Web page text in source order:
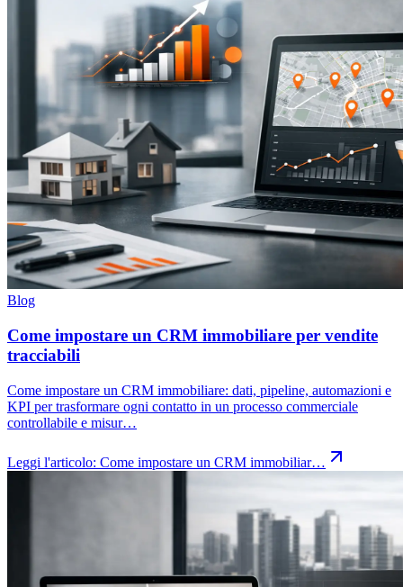
Blog
Come impostare un CRM immobiliare per vendite
tracciabili
Come impostare un CRM immobiliare: dati, pipeline, automazioni e
KPI per trasformare ogni contatto in un processo commerciale
controllabile e misur…
Leggi l'articolo: Come impostare un CRM immobiliar…